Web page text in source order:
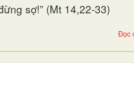
sợ!” (Mt 14,22-33)
Đọc